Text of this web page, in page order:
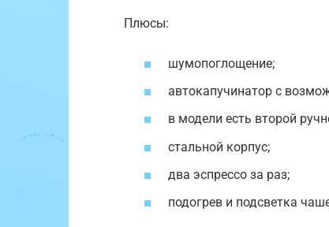
Плюсы:
шумопоглощение;
автокапучинатор с
в модели есть второй
стальной корпус;
два эспрессо за раз;
подогрев и подсветка